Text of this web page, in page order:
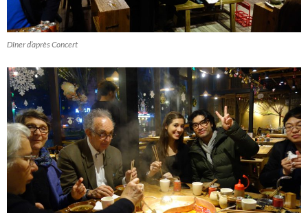
Dîner d’après Concert